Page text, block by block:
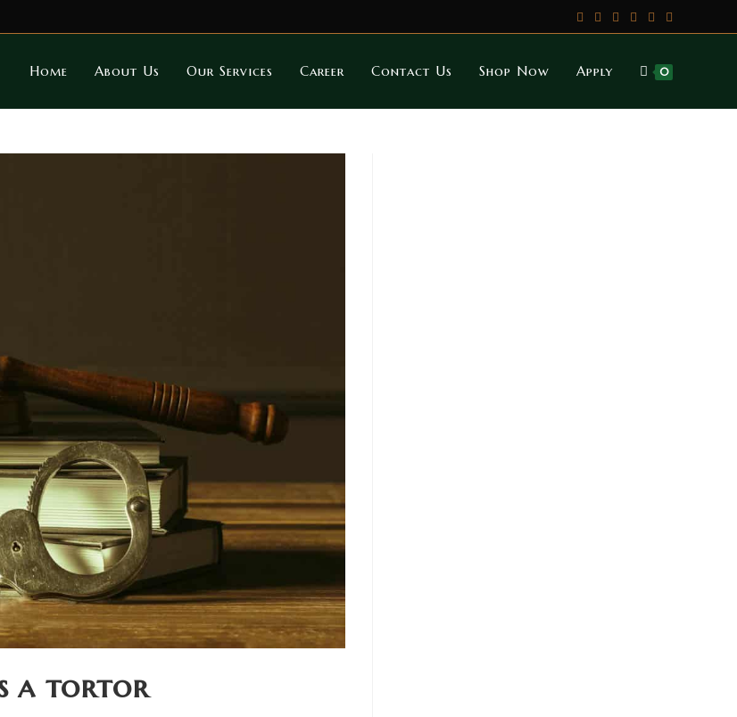
Home About Us Our Services Career Contact Us Shop Now Apply 0
a tortor